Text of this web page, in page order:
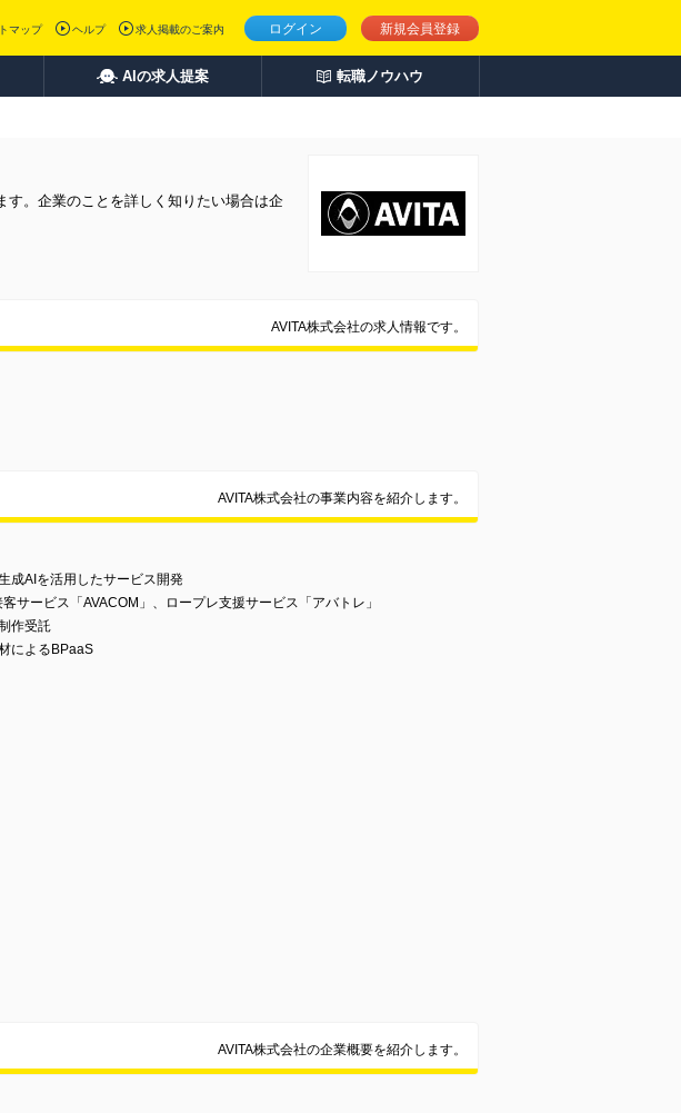
ログイン 新規会員登録
マップ ヘルプ 求人掲載のご案内
AIの求人提案 転職ノウハウ
す。企業のことを詳しく知りたい場合は企
AVITA株式会社の求人情報です。
AVITA株式会社の事業内容を紹介します。
成AIを活用したサービス開発
サービス「AVACOM」、ロープレ支援サービス「アバトレ」
作受託
によるBPaaS
AVITA株式会社の企業概要を紹介します。